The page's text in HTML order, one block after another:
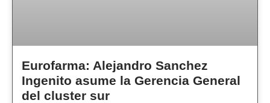
Eurofarma: Alejandro Sanchez
Ingenito asume la Gerencia General
del cluster sur